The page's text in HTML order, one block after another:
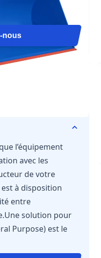
gamme complète de
pour répondre aux
: manutention,
GP, ROC, CV, MH),
rendement et
chargeuses de 12 à
nous
l’équipement
avec les
de votre
à disposition
entre
solution pour
Purpose) est le